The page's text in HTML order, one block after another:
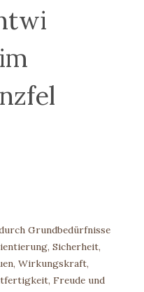
Grundbedürfnisse
Sicherheit,
Wirkungskraft,
Freude und